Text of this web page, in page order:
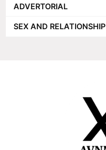
ADVERTORIAL
SEX AND RELATIONSHIP